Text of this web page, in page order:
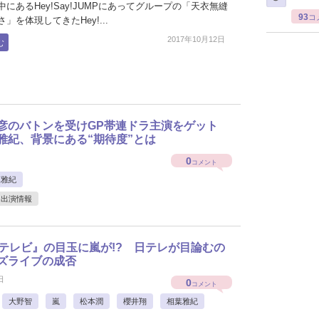
にあるHey!Say!JUMPにあってグループの「天衣無縫
」を体現してきたHey!...
2017年10月12日
のバトンを受けGP帯連ドラ主演をゲット
紀、背景にある“期待度”とは
0コメント
紀
出演情報
レビ』の目玉に嵐が!? 日テレが目論むの
ライブの成否
0コメント
大野智 嵐 松本潤 櫻井翔 相葉雅紀
93コ